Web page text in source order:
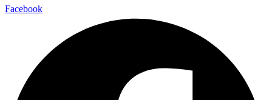
Facebook